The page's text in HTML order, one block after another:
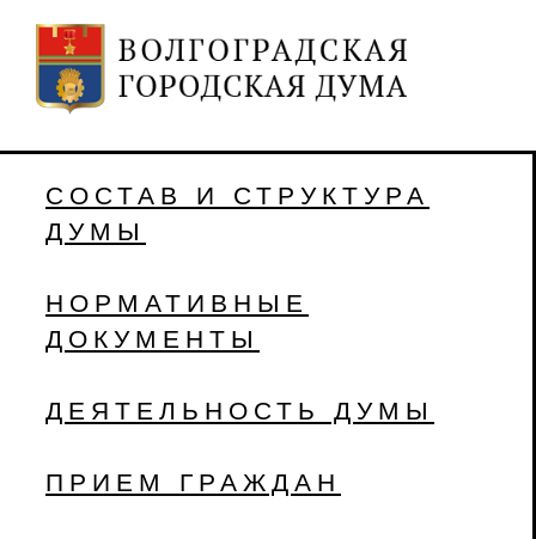
СОСТАВ И СТРУКТУРА
ДУМЫ
НОРМАТИВНЫЕ
ДОКУМЕНТЫ
ДЕЯТЕЛЬНОСТЬ ДУМЫ
ПРИЕМ ГРАЖДАН